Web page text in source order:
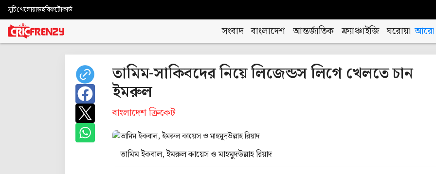
সূচিখেলোয়াড়ছবিফটোকার্ড
সংবাদ বাংলাদেশ আন্তর্জাতিক ফ্র্যাঞ্চাইজি ঘরোয়া আরো
তামিম-সাকিবদের নিয়ে লিজেন্ডস লিগে খেলতে চান
ইমরুল
বাংলাদেশ ক্রিকেট
তামিম ইকবাল, ইমরুল কায়েস ও মাহমুদউল্লাহ রিয়াদ